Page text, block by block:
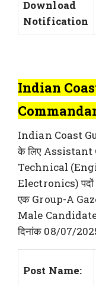
Download
Notification
Indian
Indian Coast
के लिए Assistant
Technical
Electronics) पदों पर
एक Group-A
Male
दिनांक 08/07/
Post Name: